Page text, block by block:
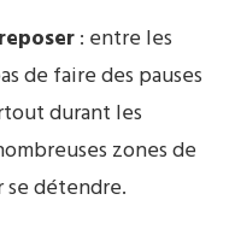
: entre les
de faire des pauses
durant les
zones de
se détendre.